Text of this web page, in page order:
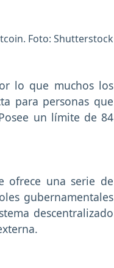
Foto: Shutterstock
lo que muchos los
para personas que
un límite de 84
ofrece una serie de
gubernamentales
descentralizado